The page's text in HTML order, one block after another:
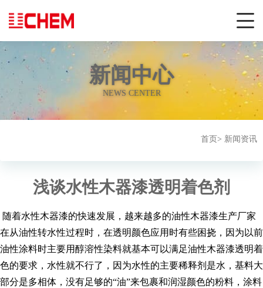
新闻中心
NEWS CENTER
首页 > 新闻资讯
浅谈水性木器漆透明着色剂
随着水性木器漆的快速发展，越来越多的油性木器漆生产厂家
在从油性转水性过程时，在透明颜色应用时有些困挠，因为以前
油性涂料时主要用醇溶性染料就基本可以满足油性木器漆透明着
色的要求，水性就不行了，因为水性的主要稀释剂是水，基料大
部分是多相体，没有足够的“油”来包裹和润湿颜色的粉料，涂料